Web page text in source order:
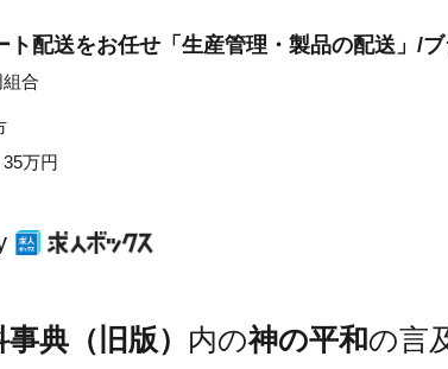
ト配送をお任せ「生産管理・製品の配送」/
合
万円
典（旧版） 内の神の平和の言